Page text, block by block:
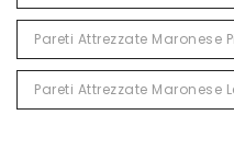
Pareti Attrezzate Maronese
Pareti Attrezzate Maronese